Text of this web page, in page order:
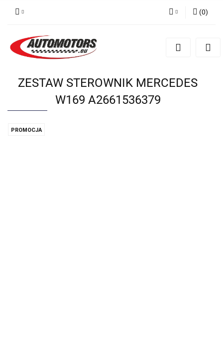
Zarejestruj się
(0)
ZESTAW STEROWNIK MERCEDES
W169 A2661536379
PROMOCJA